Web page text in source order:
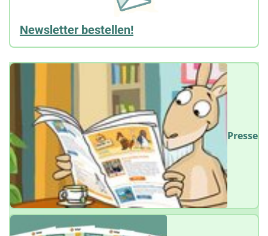
Newsletter bestellen!
Presse